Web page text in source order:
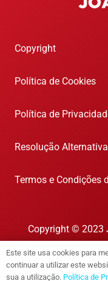
Copyright
Política de Cookies
Política de
Resolução
Termos e Condições
Copyright © 2023
Este site usa cookies para
continuar a utilizar este
sua a utilização. Política de